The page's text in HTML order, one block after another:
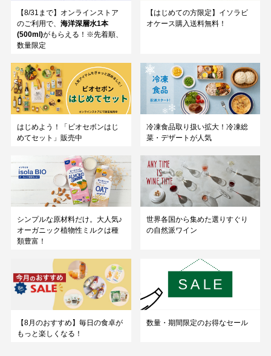
【8/31まで】オンラインストア
のご利用で、 海洋深層水1本
(500ml)がもらえる！※先着順、
数量限定
【はじめての方限定】イソラビ
オケース購入送料無料！
はじめよう！「ビオセボンはじ
めてセット」販売中
冷凍食品取り扱い拡大！冷凍総
菜・デザートが人気
シンプルな原材料だけ。大人気♪
オーガニック植物性ミルクは種
類豊富！
世界各国から集めた選りすぐり
の自然派ワイン
【8月のおすすめ】毎日の食卓が
もっと楽しくなる！
数量・期間限定のお得なセール